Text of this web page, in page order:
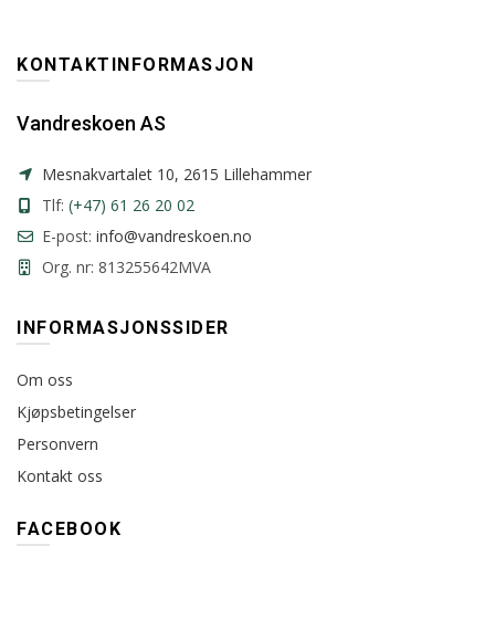
KONTAKTINFORMASJON
Vandreskoen AS
Mesnakvartalet 10, 2615 Lillehammer
Tlf: (+47) 61 26 20 02
E-post: info@vandreskoen.no
Org. nr: 813255642MVA
INFORMASJONSSIDER
Om oss
Kjøpsbetingelser
Personvern
Kontakt oss
FACEBOOK